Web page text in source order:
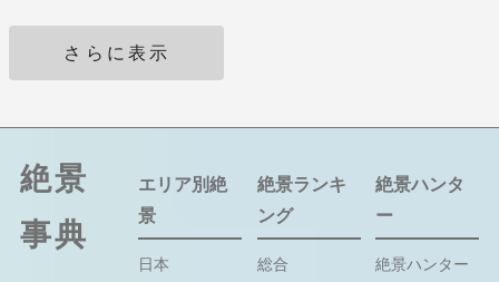
さらに表示
絶景
事典
エリア別絶
景
日本
絶景ランキ
ング
総合
絶景ハンタ
ー
絶景ハンター